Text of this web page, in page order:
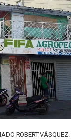
ROBERT VÁSQUEZ.